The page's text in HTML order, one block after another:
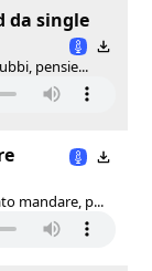
da single
pensie...
mandare, p...